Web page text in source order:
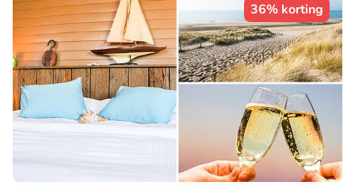
36% korting